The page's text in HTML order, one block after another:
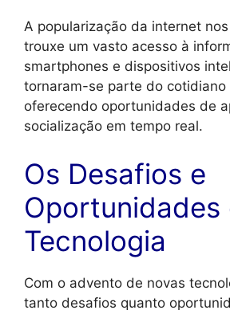
A popularização da internet
trouxe um vasto acesso à
smartphones e dispositivos
tornaram-se parte do cotidiano
oferecendo oportunidades de
socialização em tempo real.
Os Desafios e
Oportunidades
Tecnologia
Com o advento de novas
tanto desafios quanto